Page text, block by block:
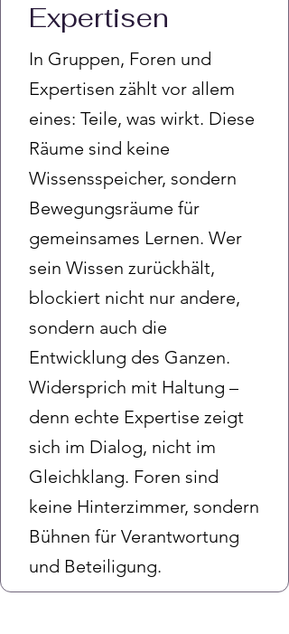
Expertisen
In Gruppen, Foren und
Expertisen zählt vor allem
eines: Teile, was wirkt. Diese
Räume sind keine
Wissensspeicher, sondern
Bewegungsräume für
gemeinsames Lernen. Wer
sein Wissen zurückhält,
blockiert nicht nur andere,
sondern auch die
Entwicklung des Ganzen.
Widersprich mit Haltung –
denn echte Expertise zeigt
sich im Dialog, nicht im
Gleichklang. Foren sind
keine Hinterzimmer, sondern
Bühnen für Verantwortung
und Beteiligung.